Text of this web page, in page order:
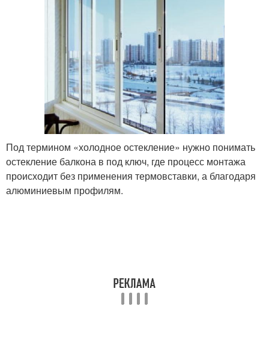
Под термином «холодное остекление» нужно понимать
остекление балкона в под ключ, где процесс монтажа
происходит без применения термовставки, а благодаря
алюминиевым профилям.